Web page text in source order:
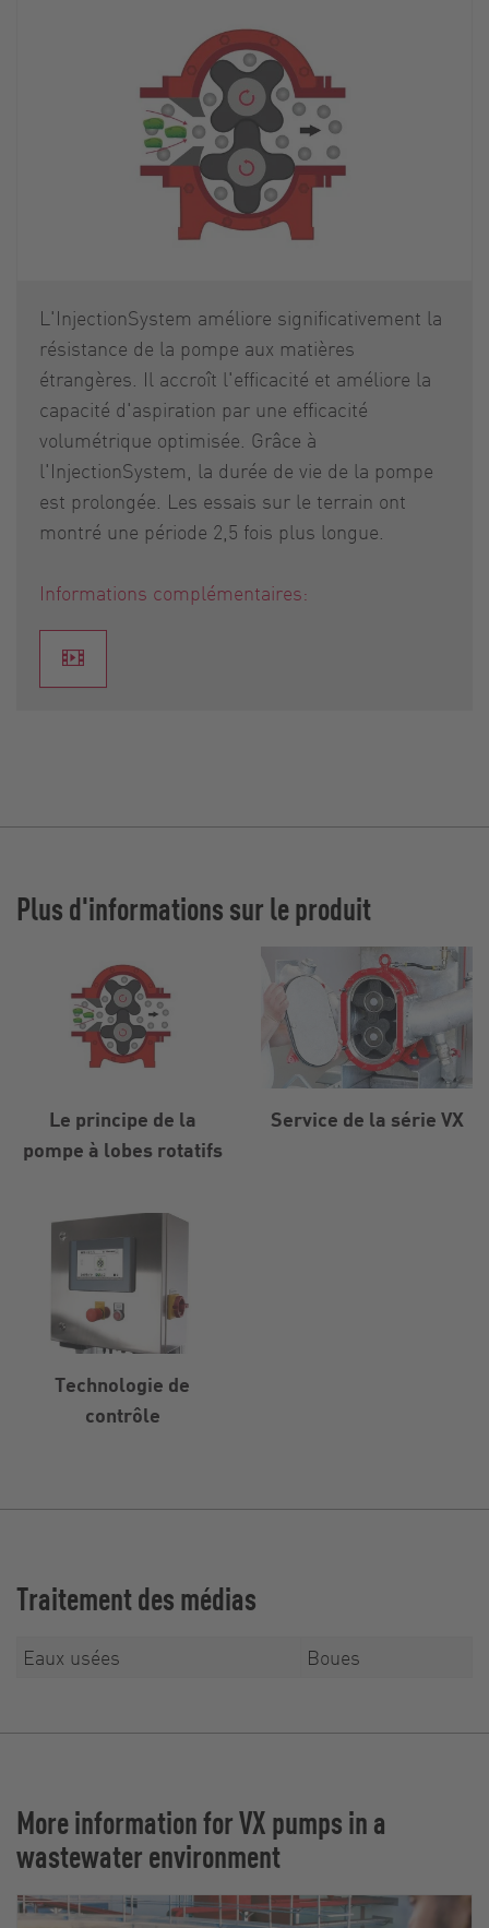
L'InjectionSystem améliore significativement la
résistance de la pompe aux matières
étrangères. Il accroît l'efficacité et améliore la
capacité d'aspiration par une efficacité
volumétrique optimisée. Grâce à
l'InjectionSystem, la durée de vie de la pompe
est prolongée. Les essais sur le terrain ont
montré une période 2,5 fois plus longue.
Informations complémentaires:
Plus d'informations sur le produit
Le principe de la
pompe à lobes rotatifs
Service de la série VX
Technologie de
contrôle
Traitement des médias
Eaux usées Boues
More information for VX pumps in a
wastewater environment